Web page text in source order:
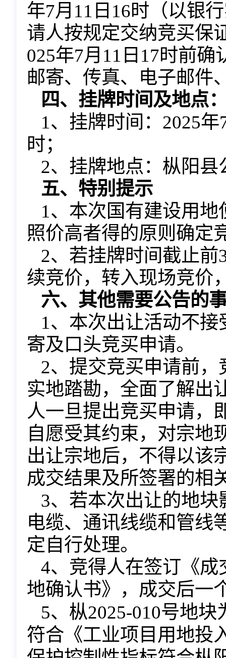
年7月 11 日 16时（以银
请人按规定交纳竞买保
025年7月 11 日 17时前确
邮寄、传真、电子邮件
四、挂牌时间及地点
1、挂牌时间：2025年
时；
2、挂牌地点：枞阳
五、特别提示
1、本次国有建设用
照价高者得的原则确定
2、若挂牌时间截止
续竞价，转入现场竞价
六、其他需要公告的
1、本次出让活动不
寄及口头竞买申请。
2、 提交竞买申请前
实地踏勘，全面了解出
人一旦提出竞买申请，
自愿受其约束，对宗地
出让宗地后，不得以该
成交结果及所签署的相
3、 若本次出让的地
电缆、通讯线缆和管线
定自行处理。
4、竞得人在签订《
地确认书》，成交后一
5、 枞2025-010号地块
符合《工业项目用地投